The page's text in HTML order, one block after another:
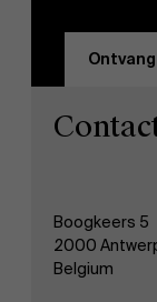
Boogkeers 5
2000
Belgium